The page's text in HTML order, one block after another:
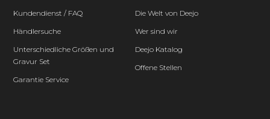
Kundendienst / FAQ
Händlersuche
Unterschiedliche Größen und
Gravur Set
Garantie Service
Die Welt von Deejo
Wer sind wir
Deejo Katalog
Offene Stellen